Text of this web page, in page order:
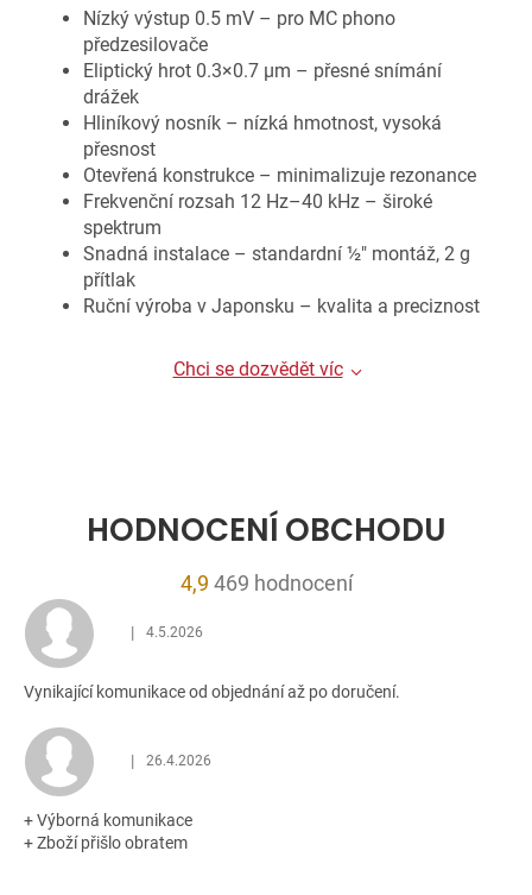
Nízký výstup 0.5 mV – pro MC phono
předzesilovače
Eliptický hrot 0.3×0.7 µm – přesné snímání
drážek
Hliníkový nosník – nízká hmotnost, vysoká
přesnost
Otevřená konstrukce – minimalizuje rezonance
Frekvenční rozsah 12 Hz–40 kHz – široké
spektrum
Snadná instalace – standardní ½" montáž, 2 g
přítlak
Ruční výroba v Japonsku – kvalita a preciznost
Chci se dozvědět víc
HODNOCENÍ OBCHODU
4,9 Průměrné
4,9
469 hodnocení
Hodnocení obchodu je 5 z 5 hvězdiček.
| 4.5.2026
Vynikající komunikace od objednání až po doručení.
Hodnocení obchodu je 5 z 5 hvězdiček.
| 26.4.2026
+ Výborná komunikace
+ Zboží přišlo obratem